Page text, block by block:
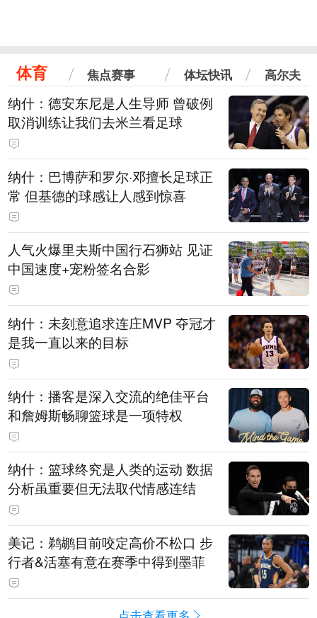
体育 焦点赛事 体坛快讯 高尔夫
纳什：德安东尼是人生导师 曾破例
取消训练让我们去米兰看足球
纳什：巴博萨和罗尔·邓擅长足球正
常 但基德的球感让人感到惊喜
人气火爆里夫斯中国行石狮站 见证
中国速度+宠粉签名合影
纳什：未刻意追求连庄MVP 夺冠才
是我一直以来的目标
纳什：播客是深入交流的绝佳平台
和詹姆斯畅聊篮球是一项特权
纳什：篮球终究是人类的运动 数据
分析虽重要但无法取代情感连结
美记：鹈鹕目前咬定高价不松口 步
行者&活塞有意在赛季中得到墨菲